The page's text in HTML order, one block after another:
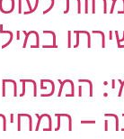
תמחיר